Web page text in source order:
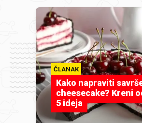
ČLANAK
Kako napraviti
cheesecake? Kreni
5 ideja